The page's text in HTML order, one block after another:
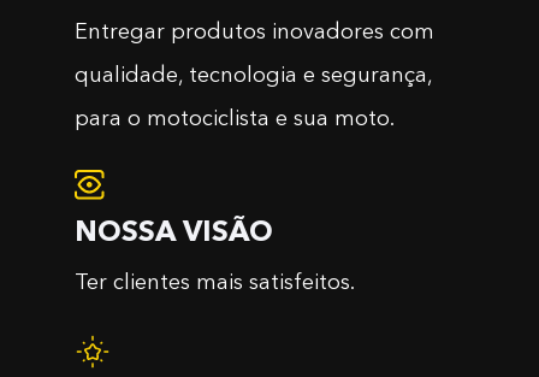
Entregar produtos inovadores com
qualidade, tecnologia e segurança,
para o motociclista e sua moto.
NOSSA VISÃO
Ter clientes mais satisfeitos.